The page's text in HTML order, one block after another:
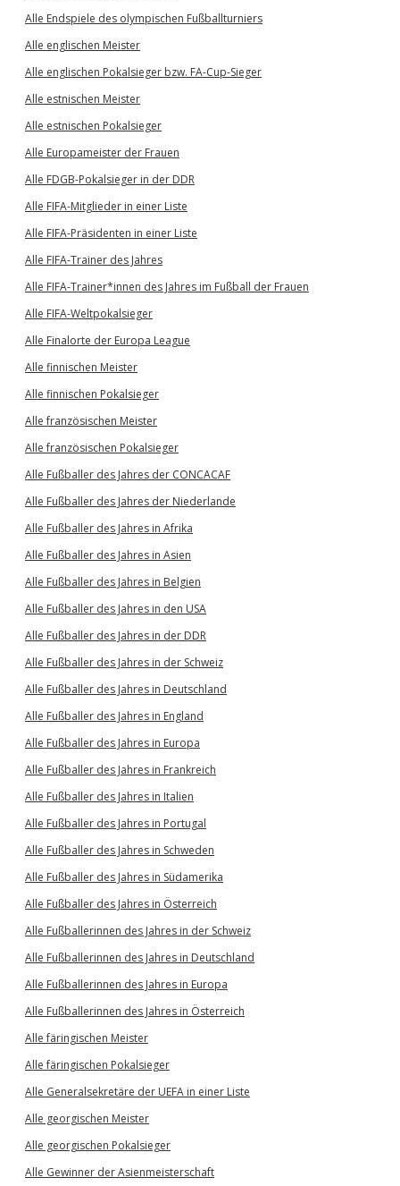
Alle Endspiele des olympischen Fußballturniers
Alle englischen Meister
Alle englischen Pokalsieger bzw. FA-Cup-Sieger
Alle estnischen Meister
Alle estnischen Pokalsieger
Alle Europameister der Frauen
Alle FDGB-Pokalsieger in der DDR
Alle FIFA-Mitglieder in einer Liste
Alle FIFA-Präsidenten in einer Liste
Alle FIFA-Trainer des Jahres
Alle FIFA-Trainer*innen des Jahres im Fußball der Frauen
Alle FIFA-Weltpokalsieger
Alle Finalorte der Europa League
Alle finnischen Meister
Alle finnischen Pokalsieger
Alle französischen Meister
Alle französischen Pokalsieger
Alle Fußballer des Jahres der CONCACAF
Alle Fußballer des Jahres der Niederlande
Alle Fußballer des Jahres in Afrika
Alle Fußballer des Jahres in Asien
Alle Fußballer des Jahres in Belgien
Alle Fußballer des Jahres in den USA
Alle Fußballer des Jahres in der DDR
Alle Fußballer des Jahres in der Schweiz
Alle Fußballer des Jahres in Deutschland
Alle Fußballer des Jahres in England
Alle Fußballer des Jahres in Europa
Alle Fußballer des Jahres in Frankreich
Alle Fußballer des Jahres in Italien
Alle Fußballer des Jahres in Portugal
Alle Fußballer des Jahres in Schweden
Alle Fußballer des Jahres in Südamerika
Alle Fußballer des Jahres in Österreich
Alle Fußballerinnen des Jahres in der Schweiz
Alle Fußballerinnen des Jahres in Deutschland
Alle Fußballerinnen des Jahres in Europa
Alle Fußballerinnen des Jahres in Österreich
Alle färingischen Meister
Alle färingischen Pokalsieger
Alle Generalsekretäre der UEFA in einer Liste
Alle georgischen Meister
Alle georgischen Pokalsieger
Alle Gewinner der Asienmeisterschaft